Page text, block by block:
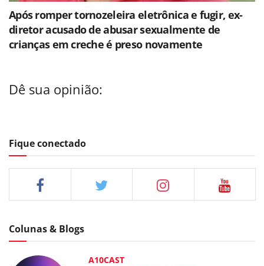
Após romper tornozeleira eletrônica e fugir, ex-
diretor acusado de abusar sexualmente de
crianças em creche é preso novamente
Dê sua opinião:
Fique conectado
Colunas & Blogs
A10CAST